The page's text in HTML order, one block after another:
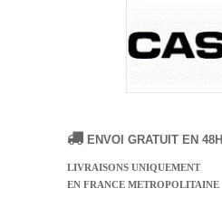
ENVOI GRATUIT EN 48H
LIVRAISONS UNIQUEMENT
EN FRANCE METROPOLITAINE